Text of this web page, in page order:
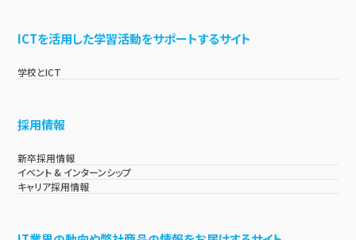
ICTを活用した学習活動をサポートするサイト
学校とICT
採用情報
新卒採用情報
イベント & インターンシップ
キャリア採用情報